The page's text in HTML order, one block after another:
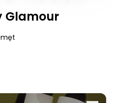
Glamour